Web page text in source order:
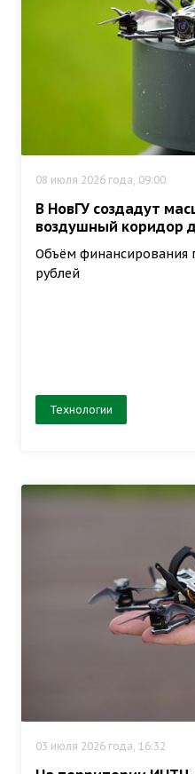
08 июля 2026 года, 09:00
В НовГУ создадут
воздушный коридор
Объём финансирования
рублей
Технологии
03 июля 2026 года, 16:32